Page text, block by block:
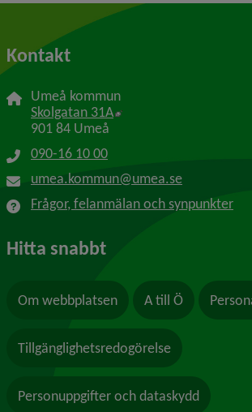
Kontakt
Umeå kommun
Skolgatan 31A Länk till annan
901 84 Umeå
090-16 10 00
umea.kommun@umea.se
Frågor, felanmälan och synpunkter
Hitta snabbt
Om webbplatsen A till Ö
Tillgänglighetsredogörelse
Personuppgifter och dataskydd